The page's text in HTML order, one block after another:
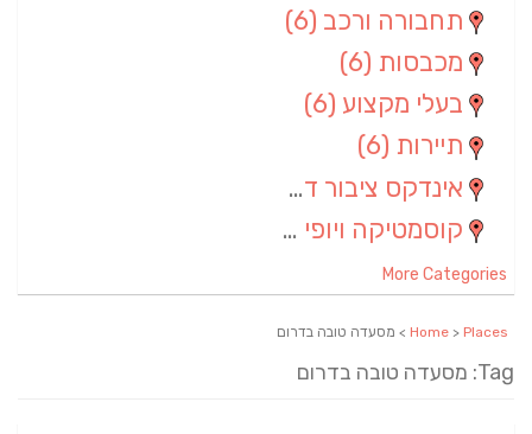
תחבורה ורכב (6)
מכבסות (6)
בעלי מקצוע (6)
תיירות (6)
אינדקס ציבור דתי
קוסמטיקה ויופי (4)
More Categories
Home > Places > מסעדה טובה בדרום
Tag: מסעדה טובה בדרום